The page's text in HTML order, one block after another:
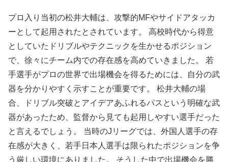
プロ入り当初の松井大輔は、攻撃的MFやサイドアタッカ
ーとして起用されたとされています。 高校時代から得意
としていたドリブルやテクニックを生かせるポジション
で、徐々にチーム内での存在感を高めていきました。 若
手選手がプロの世界で出場機会を得るためには、自分の武
器を分かりやすく示すことが重要です。 松井大輔の場
合、ドリブル突破とアイデアあふれるパスという明確な武
器があったため、監督から見ても起用しやすい選手だった
と言えるでしょう。 当時のJリーグでは、外国人選手の存
在感が大きく、若手日本人選手は限られたポジションを争
う厳しい環境にありました。 そうした中で出場機会を勝